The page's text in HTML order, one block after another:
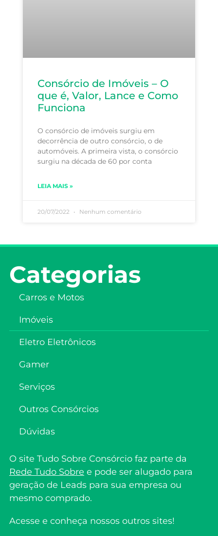
Consórcio de Imóveis – O
que é, Valor, Lance e Como
Funciona
O consórcio de imóveis surgiu em
decorrência de outro consórcio, o de
automóveis. A primeira vista, o consórcio
surgiu na década de 60 por conta
LEIA MAIS »
20/07/2022 Nenhum comentário
Categorias
Carros e Motos
Imóveis
Eletro Eletrônicos
Gamer
Serviços
Outros Consórcios
Dúvidas
O site Tudo Sobre Consórcio faz parte da
Rede Tudo Sobre e pode ser alugado para
geração de Leads para sua empresa ou
mesmo comprado.
Acesse e conheça nossos outros sites!